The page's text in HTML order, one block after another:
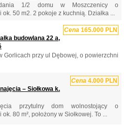
1/2 domu w Moszczenicy o
50 m2. 2 pokoje z kuchnią. Działka ...
Cena 165.000 PLN
budowlana 22 a,
Gorlicach przy ul Dębowej, o powierzchni
Cena 4.000 PLN
– Siołkowa k.
przytulny dom wolnostojący o
80 m², położony w Siołkowej. To ...